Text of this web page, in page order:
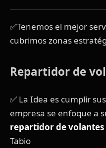
✅Tenemos el mejor
cubrimos zonas
Repartidor de
✅ La Idea es cumplir
empresa se enfoque a
repartidor de volantes
Tabio